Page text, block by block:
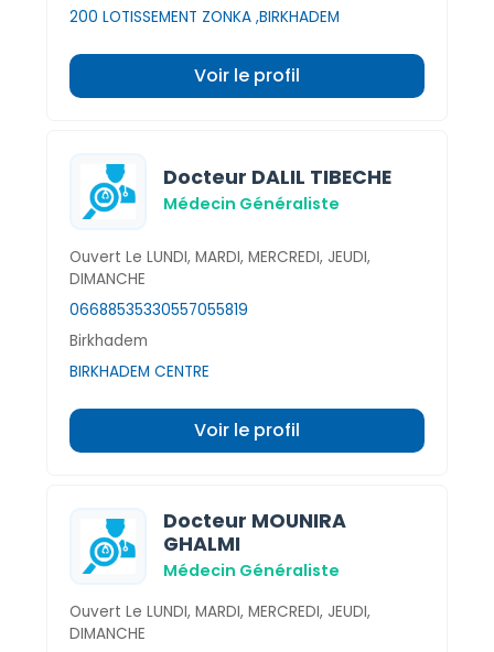
200 LOTISSEMENT ZONKA ,BIRKHADEM
Voir le profil
Docteur DALIL TIBECHE
Médecin Généraliste
Ouvert Le LUNDI, MARDI, MERCREDI, JEUDI,
DIMANCHE
06688535330557055819
Birkhadem
BIRKHADEM CENTRE
Voir le profil
Docteur MOUNIRA
GHALMI
Médecin Généraliste
Ouvert Le LUNDI, MARDI, MERCREDI, JEUDI,
DIMANCHE